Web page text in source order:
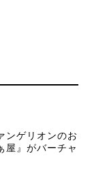
ンゲリオンのお
屋』がバーチャ